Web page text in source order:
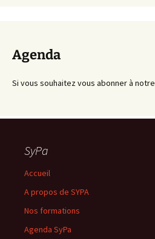
Agenda
Si vous souhaitez vous abonner à notre
SyPa
Accueil
A propos de SYPA
Nos formations
Agenda SyPa